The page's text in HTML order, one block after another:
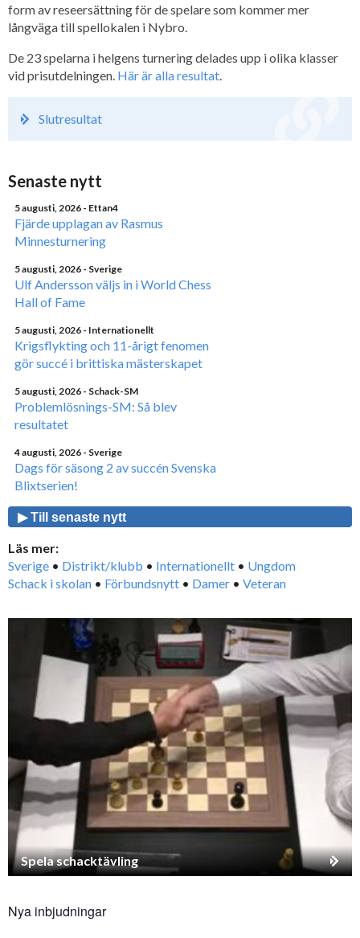
form av reseersättning för de spelare som kommer mer
långväga till spellokalen i Nybro.
De 23 spelarna i helgens turnering delades upp i olika klasser
vid prisutdelningen. Här är alla resultat.
Slutresultat
Senaste nytt
5 augusti, 2026 - Ettan4
Fjärde upplagan av Rasmus
Minnesturnering
5 augusti, 2026 - Sverige
Ulf Andersson väljs in i World Chess
Hall of Fame
5 augusti, 2026 - Internationellt
Krigsflykting och 11-årigt fenomen
gör succé i brittiska mästerskapet
5 augusti, 2026 - Schack-SM
Problemlösnings-SM: Så blev
resultatet
4 augusti, 2026 - Sverige
Dags för säsong 2 av succén Svenska
Blixtserien!
▶ Till senaste nytt
Läs mer:
Sverige • Distrikt/klubb • Internationellt • Ungdom
Schack i skolan • Förbundsnytt • Damer • Veteran
Spela schacktävling
Nya inbjudningar